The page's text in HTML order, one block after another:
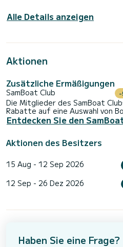
Alle Details anzeigen
Aktionen
Zusätzliche Ermäßigungen
SamBoat Club
Die Mitglieder des SamBoat
Rabatte auf eine Auswahl von
Entdecken Sie den
Aktionen des Besitzers
15 Aug - 12 Sep 2026
12 Sep - 26 Dez 2026
Haben Sie eine Frage?